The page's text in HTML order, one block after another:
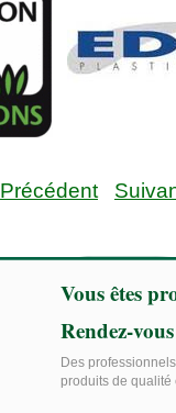
Précédent
Vous êtes
Rendez-
Des
produits de qualité